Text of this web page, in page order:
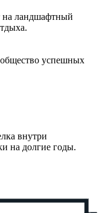
на ландшафтный
успешных
внутри
на долгие годы.